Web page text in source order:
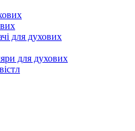
для духових
для духових